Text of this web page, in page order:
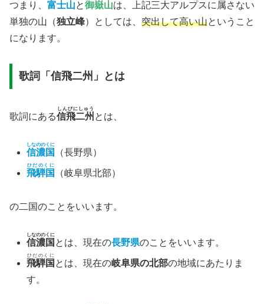
つまり、 富士山と御嶽山は、上記三大アルプスに属さない
単独の山（独立峰）としては、 突出して高い山ということ
になります。
歌詞「信飛二州」とは
歌詞にある信飛二州
しんびにしゅう
とは、
信濃国
しなののくに
（長野県）
飛騨国
ひだのくに
（岐阜県北部）
の二国のことをいいます。
信濃国
しなののくに
とは、現在の長野県のことをいいます。
飛騨国
ひだのくに
とは、現在の岐阜県の北部の地域にあたりま
す。